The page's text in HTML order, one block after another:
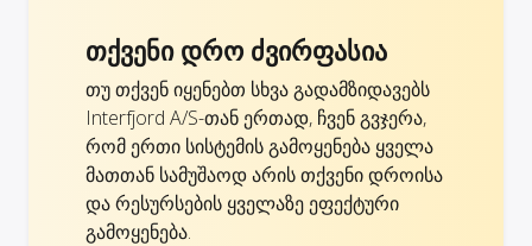
თქვენი დრო ძვირფასია
თუ თქვენ იყენებთ სხვა გადამზიდავებს
Interfjord A/S-თან ერთად, ჩვენ გვჯერა,
რომ ერთი სისტემის გამოყენება ყველა
მათთან სამუშაოდ არის თქვენი დროისა
და რესურსების ყველაზე ეფექტური
გამოყენება.